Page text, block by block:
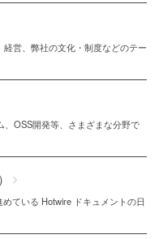
営、弊社の文化・制度などのテー
OSS開発等、さまざまな分野で
ている Hotwire ドキュメントの日